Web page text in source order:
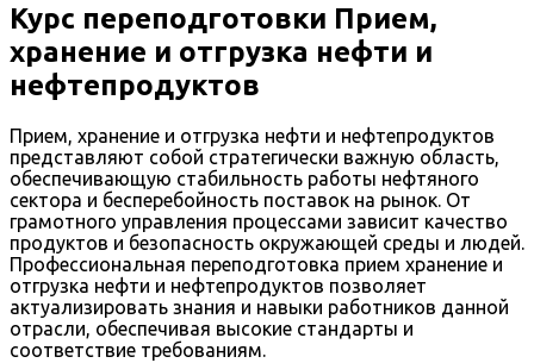
Курс переподготовки Прием,
хранение и отгрузка нефти и
нефтепродуктов
Прием, хранение и отгрузка нефти и нефтепродуктов
представляют собой стратегически важную область,
обеспечивающую стабильность работы нефтяного
сектора и бесперебойность поставок на рынок. От
грамотного управления процессами зависит качество
продуктов и безопасность окружающей среды и людей.
Профессиональная переподготовка прием хранение и
отгрузка нефти и нефтепродуктов позволяет
актуализировать знания и навыки работников данной
отрасли, обеспечивая высокие стандарты и
соответствие требованиям.